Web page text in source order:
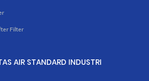
Filter
AIR STANDARD INDUSTRI